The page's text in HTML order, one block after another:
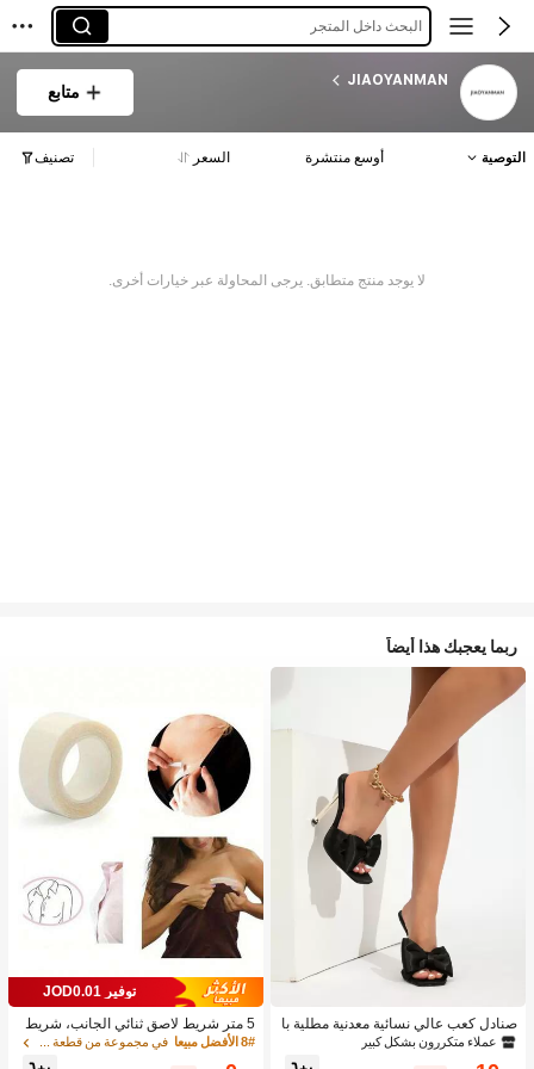
البحث داخل المتجر
JIAOYANMAN
متابع
التوصية أوسع منتشرة السعر تصنيف
لا يوجد منتج متطابق. يرجى المحاولة عبر خيارات أخرى.
ربما يعجبك هذا أيضاً
صنادل كعب عالي نسائية معدنية مطلية با
لكهرباء، صنادل كعب عالي ذات بريق وط
عملاء متكررون بشكل كبير
توفير JOD0.01
5 متر شريط لاصق ثنائي الجانب، شريط
لاصق شفاف مقاوم للماء، شريط تثبيت ا
8# الأفضل مبيعا في مجموعة من قطعة واحدة إكسسوارات حمالة الصدر النس